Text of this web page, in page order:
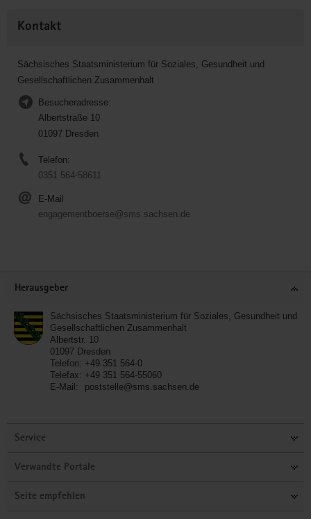
Kontakt
Sächsisches Staatsministerium für Soziales, Gesundheit und
Gesellschaftlichen Zusammenhalt
Besucheradresse:
Albertstraße 10
01097 Dresden
Telefon:
0351 564-58611
E-Mail
engagementboerse@sms.sachsen.de
Herausgeber
Sächsisches Staatsministerium für Soziales, Gesundheit und
Gesellschaftlichen Zusammenhalt
Albertstr. 10
01097 Dresden
Telefon: +49 351 564-0
Telefax: +49 351 564-55060
E-Mail:
poststelle@sms.sachsen.de
Service
Verwandte Portale
Seite empfehlen